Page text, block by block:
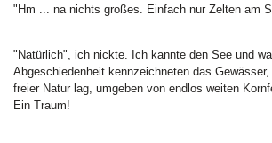
"Hm ... na nichts großes. Einfach nur Zelten am
"Natürlich", ich nickte. Ich kannte den See und
Abgeschiedenheit kennzeichneten das
freier Natur lag, umgeben von endlos weiten
Ein Traum!